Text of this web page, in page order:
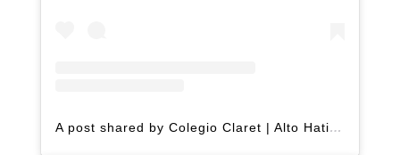
A post shared by Colegio Claret | Alto Hatillo (@clarethatillo)